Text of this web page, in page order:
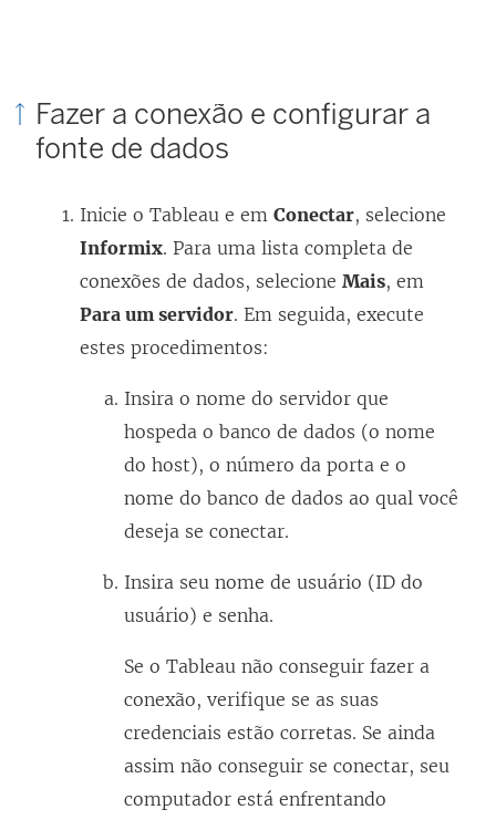
v
a
n
e
l
a
k
r
e
e
m
e
Fazer a conexão e configurar a
fonte de dados
Inicie o Tableau e em Conectar, selecione
Informix. Para uma lista completa de
conexões de dados, selecione Mais, em
Para um servidor. Em seguida, execute
estes procedimentos:
Insira o nome do servidor que
hospeda o banco de dados (o nome
do host), o número da porta e o
nome do banco de dados ao qual você
deseja se conectar.
Insira seu nome de usuário (ID do
usuário) e senha.
Se o Tableau não conseguir fazer a
conexão, verifique se as suas
credenciais estão corretas. Se ainda
assim não conseguir se conectar, seu
computador está enfrentando